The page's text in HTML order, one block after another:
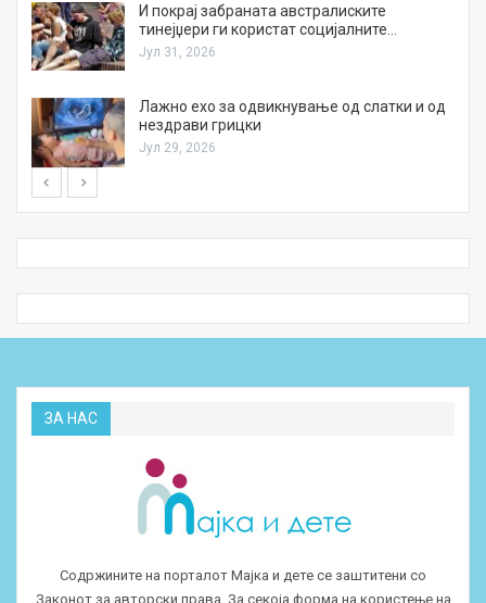
И покрај забраната австралиските
тинејџери ги користат социјалните…
Јул 31, 2026
Лажно ехо за одвикнување од слатки и од
нездрави грицки
Јул 29, 2026
ЗА НАС
Содржините на порталот Мајка и дете се заштитени со
Законот за авторски права. За секоја форма на користење на